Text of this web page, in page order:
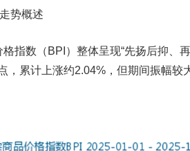
势概述
指数（BPI）整体呈现“先扬后抑、
，累计上涨约2.04% ，但期间振幅